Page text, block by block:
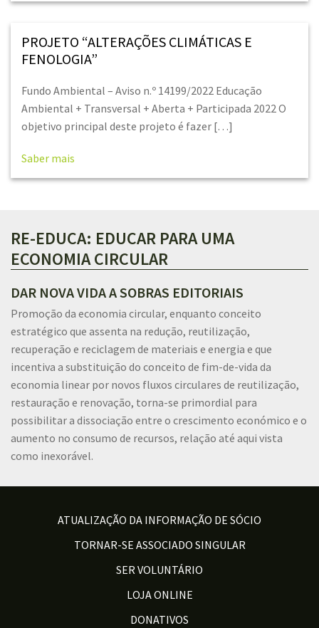
PROJETO “ALTERAÇÕES CLIMÁTICAS E
FENOLOGIA”
Fundo Ambiental – Aviso n.º 14199/2022 Educação
Ambiental + Transversal + Aberta + Participada 2022 O
objetivo principal deste projeto é fazer […]
Saber mais
RE-EDUCA: EDUCAR PARA UMA
ECONOMIA CIRCULAR
DAR NOVA VIDA A SOBRAS EDITORIAIS
Promoção da economia circular, enquanto conceito
estratégico que assenta na redução, reutilização,
recuperação e reciclagem de materiais e energia e que
incentiva a substituição do conceito de fim-de-vida da
economia linear por novos fluxos circulares de reutilização,
restauração e renovação, torna-se primordial para
possibilitar a dissociação entre o crescimento económico e o
aumento no consumo de recursos, relação até aqui vista
como inexorável.
ATUALIZAÇÃO DA INFORMAÇÃO DE SÓCIO
TORNAR-SE ASSOCIADO SINGULAR
SER VOLUNTÁRIO
LOJA ONLINE
DONATIVOS